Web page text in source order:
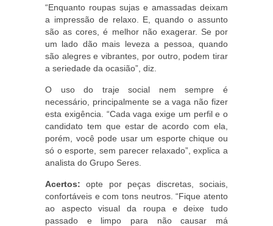
“Enquanto roupas sujas e amassadas deixam
a impressão de relaxo. E, quando o assunto
são as cores, é melhor não exagerar. Se por
um lado dão mais leveza a pessoa, quando
são alegres e vibrantes, por outro, podem tirar
a seriedade da ocasião”, diz.
O uso do traje social nem sempre é
necessário, principalmente se a vaga não fizer
esta exigência. “Cada vaga exige um perfil e o
candidato tem que estar de acordo com ela,
porém, você pode usar um esporte chique ou
só o esporte, sem parecer relaxado”, explica a
analista do Grupo Seres.
Acertos: opte por peças discretas, sociais,
confortáveis e com tons neutros. “Fique atento
ao aspecto visual da roupa e deixe tudo
passado e limpo para não causar má